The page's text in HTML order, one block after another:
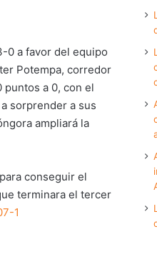
0 a favor del equipo
Potempa, corredor
puntos a 0, con el
sorprender a sus
ampliará la
conseguir el
terminara el tercer